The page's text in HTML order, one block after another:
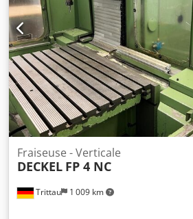
Trittau 1 009 km
Fraiseuse - Verticale
DECKEL FP 4 NC